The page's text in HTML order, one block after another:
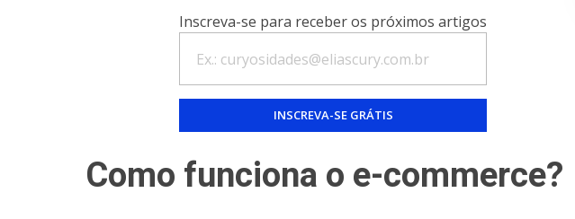
Inscreva-se para receber os próximos artigos
Como funciona o e-commerce?